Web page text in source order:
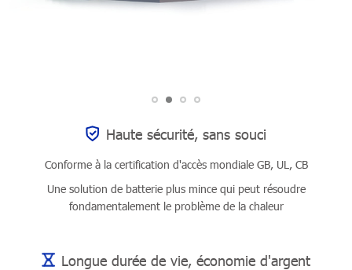
Haute sécurité, sans souci
Conforme à la certification d'accès mondiale GB, UL, CB
Une solution de batterie plus mince qui peut résoudre
fondamentalement le problème de la chaleur
Longue durée de vie, économie d'argent